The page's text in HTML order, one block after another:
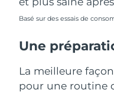
Basé sur des essais de
Une
La meilleure
pour une routine